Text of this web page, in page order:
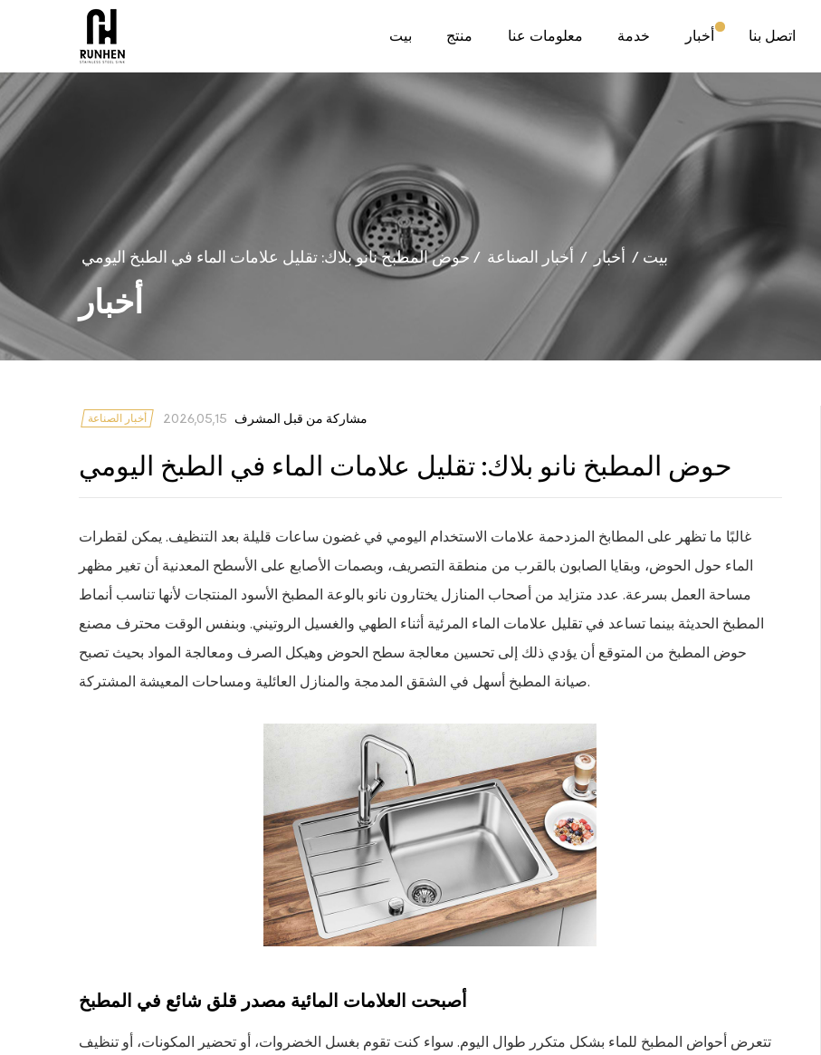
بيت منتج معلومات عنا خدمة أخبار اتصل بنا
بيت / أخبار / أخبار الصناعة / حوض المطبخ نانو بلاك: تقليل علامات الماء في الطبخ اليومي
أخبار
أخبار الصناعة 2026,05,15 مشاركة من قبل المشرف
حوض المطبخ نانو بلاك: تقليل علامات الماء في الطبخ اليومي
غالبًا ما تظهر على المطابخ المزدحمة علامات الاستخدام اليومي في غضون ساعات قليلة بعد التنظيف. يمكن لقطرات
الماء حول الحوض، وبقايا الصابون بالقرب من منطقة التصريف، وبصمات الأصابع على الأسطح المعدنية أن تغير مظهر
مساحة العمل بسرعة. عدد متزايد من أصحاب المنازل يختارون نانو بالوعة المطبخ الأسود المنتجات لأنها تناسب أنماط
المطبخ الحديثة بينما تساعد في تقليل علامات الماء المرئية أثناء الطهي والغسيل الروتيني. وبنفس الوقت محترف مصنع
حوض المطبخ من المتوقع أن يؤدي ذلك إلى تحسين معالجة سطح الحوض وهيكل الصرف ومعالجة المواد بحيث تصبح
صيانة المطبخ أسهل في الشقق المدمجة والمنازل العائلية ومساحات المعيشة المشتركة.
أصبحت العلامات المائية مصدر قلق شائع في المطبخ
تتعرض أحواض المطبخ للماء بشكل متكرر طوال اليوم. سواء كنت تقوم بغسل الخضروات، أو تحضير المكونات، أو تنظيف